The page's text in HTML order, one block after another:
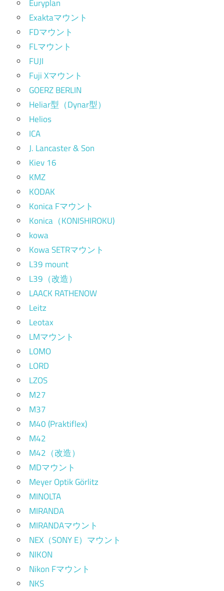
Euryplan
Exaktaマウント
FDマウント
FLマウント
FUJI
Fuji Xマウント
GOERZ BERLIN
Heliar型（Dynar型）
Helios
ICA
J. Lancaster & Son
Kiev 16
KMZ
KODAK
Konica Fマウント
Konica（KONISHIROKU)
kowa
Kowa SETRマウント
L39 mount
L39（改造）
LAACK RATHENOW
Leitz
Leotax
LMマウント
LOMO
LORD
LZOS
M27
M37
M40 (Praktiflex)
M42
M42（改造）
MDマウント
Meyer Optik Görlitz
MINOLTA
MIRANDA
MIRANDAマウント
NEX（SONY E）マウント
NIKON
Nikon Fマウント
NKS